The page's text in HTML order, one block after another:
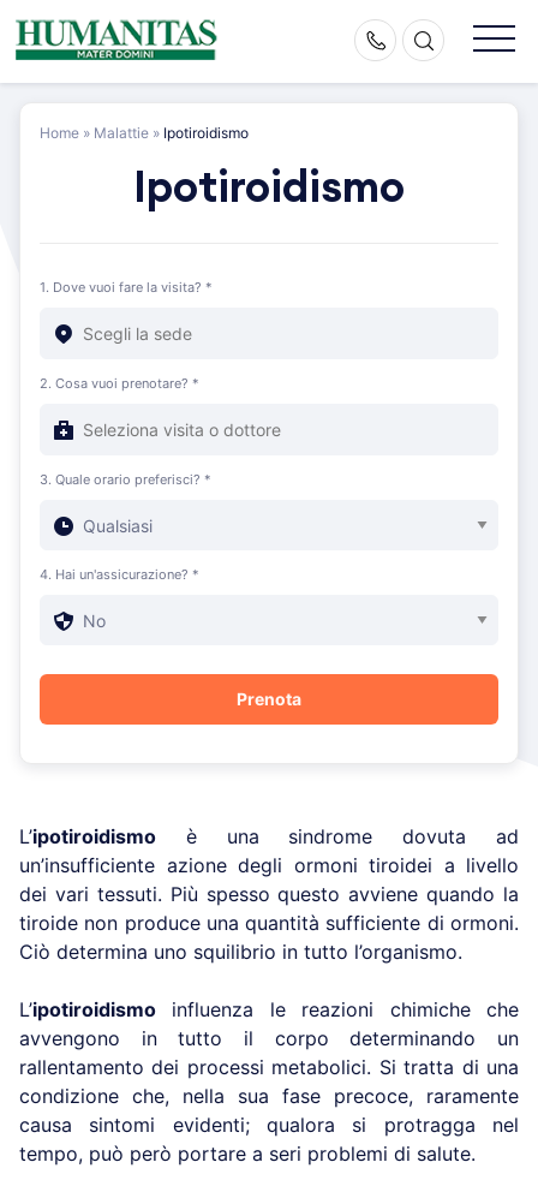
Skip
to
Home » Malattie » Ipotiroidismo
Ipotiroidismo
1. Dove vuoi fare la visita? *
2. Cosa vuoi prenotare? *
3. Quale orario preferisci? *
4. Hai un'assicurazione? *
L’ipotiroidismo è una sindrome dovuta ad
un’insufficiente azione degli ormoni tiroidei a livello
dei vari tessuti. Più spesso questo avviene quando la
tiroide non produce una quantità sufficiente di ormoni.
Ciò determina uno squilibrio in tutto l’organismo.
L’ipotiroidismo influenza le reazioni chimiche che
avvengono in tutto il corpo determinando un
rallentamento dei processi metabolici. Si tratta di una
condizione che, nella sua fase precoce, raramente
causa sintomi evidenti; qualora si protragga nel
tempo, può però portare a seri problemi di salute.